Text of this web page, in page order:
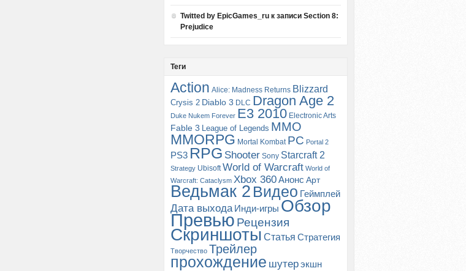
Twitted by EpicGames_ru к записи Section 8:
Prejudice
Теги
Action Alice: Madness Returns Blizzard
Crysis 2 Diablo 3 DLC Dragon Age 2
Duke Nukem Forever E3 2010 Electronic Arts
Fable 3 League of Legends MMO
MMORPG Mortal Kombat PC Portal 2
PS3 RPG Shooter Sony Starcraft 2
Strategy Ubisoft World of Warcraft World of
Warcraft: Cataclysm Xbox 360Анонс Арт
Ведьмак 2 Видео Геймплей
Дата выхода Инди-игры Обзор
Превью Рецензия
Скриншоты Статья Стратегия
Творчество Трейлер
прохождение шутерэкшн